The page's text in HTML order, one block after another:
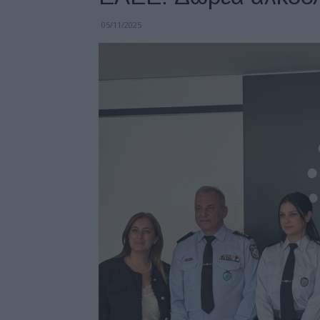
05/11/2025